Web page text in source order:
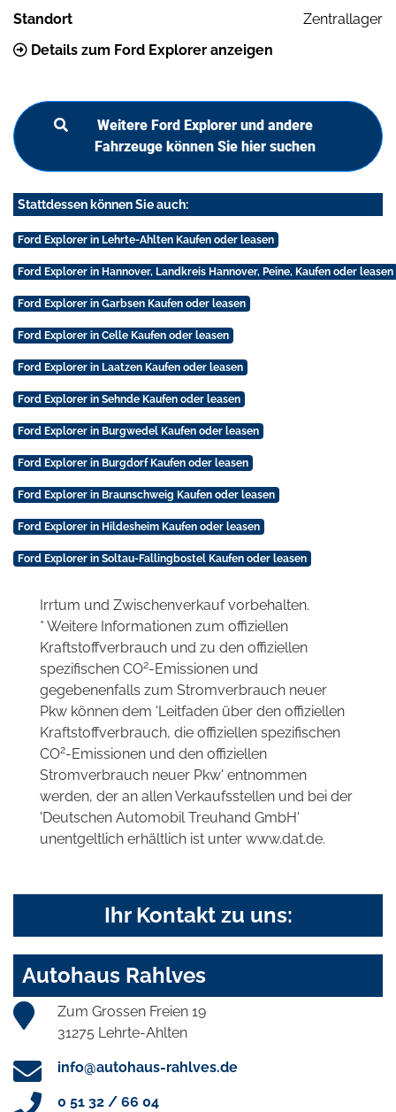
Standort
Zentrallager
Details zum Ford Explorer anzeigen
Weitere Ford Explorer und andere
Fahrzeuge können Sie hier suchen
Stattdessen können Sie auch:
Ford Explorer in Lehrte-Ahlten Kaufen oder leasen
Ford Explorer in Hannover, Landkreis Hannover, Peine, Kaufen oder leasen
Ford Explorer in Garbsen Kaufen oder leasen
Ford Explorer in Celle Kaufen oder leasen
Ford Explorer in Laatzen Kaufen oder leasen
Ford Explorer in Sehnde Kaufen oder leasen
Ford Explorer in Burgwedel Kaufen oder leasen
Ford Explorer in Burgdorf Kaufen oder leasen
Ford Explorer in Braunschweig Kaufen oder leasen
Ford Explorer in Hildesheim Kaufen oder leasen
Ford Explorer in Soltau-Fallingbostel Kaufen oder leasen
Irrtum und Zwischenverkauf vorbehalten.
* Weitere Informationen zum offiziellen
Kraftstoffverbrauch und zu den offiziellen
spezifischen CO2-Emissionen und
gegebenenfalls zum Stromverbrauch neuer
Pkw können dem 'Leitfaden über den offiziellen
Kraftstoffverbrauch, die offiziellen spezifischen
CO2-Emissionen und den offiziellen
Stromverbrauch neuer Pkw' entnommen
werden, der an allen Verkaufsstellen und bei der
'Deutschen Automobil Treuhand GmbH'
unentgeltlich erhältlich ist unter www.dat.de.
Ihr Kontakt zu uns:
Autohaus Rahlves
Zum Grossen Freien 19
31275 Lehrte-Ahlten
info@autohaus-rahlves.de
0 51 32 / 66 04